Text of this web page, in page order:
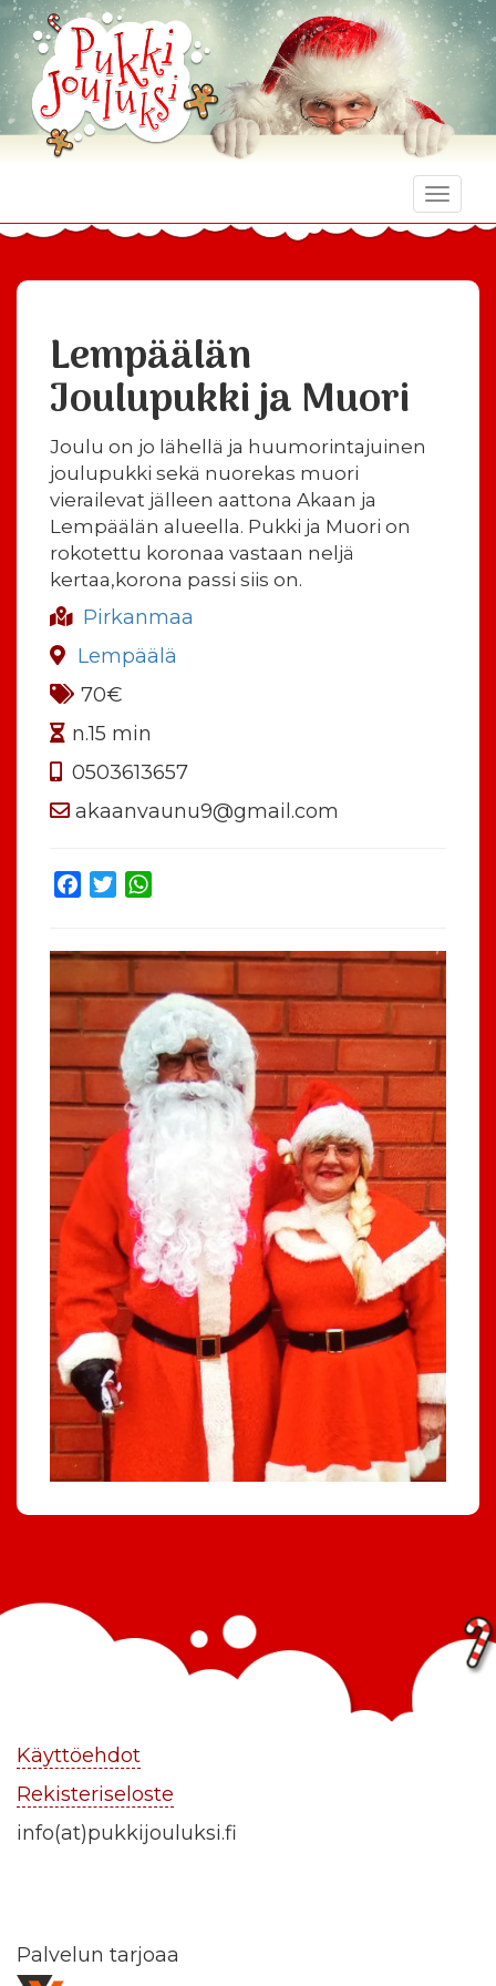
Toggle
Lempäälän
Joulupukki ja Muori
Joulu on jo lähellä ja huumorintajuinen
joulupukki sekä nuorekas muori
vierailevat jälleen aattona Akaan ja
Lempäälän alueella. Pukki ja Muori on
rokotettu koronaa vastaan neljä
kertaa,korona passi siis on.
Pirkanmaa
Lempäälä
70€
n.15 min
0503613657
akaanvaunu9@gmail.com
Facebook
Twitter
Käyttöehdot
Rekisteriseloste
info(at)pukkijouluksi.fi
Palvelun tarjoaa